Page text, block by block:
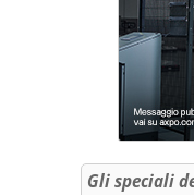
Gli speciali